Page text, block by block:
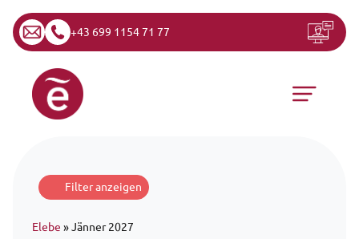
+43 699 1154 71 77
Zum Inhalt springen
Hauptnavigation
Filter anzeigen
Elebe »Jänner 2027